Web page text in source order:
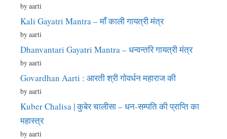
by aarti
Kali Gayatri Mantra – माँ काली गायत्री मंत्र
by aarti
Dhanvantari Gayatri Mantra – धन्वन्तरि गायत्री मंत्र
by aarti
Govardhan Aarti : आरती श्री गोवर्धन महाराज की
by aarti
Kuber Chalisa | कुबेर चालीसा – धन-सम्पति की प्राप्ति का
महास्त्र
by aarti